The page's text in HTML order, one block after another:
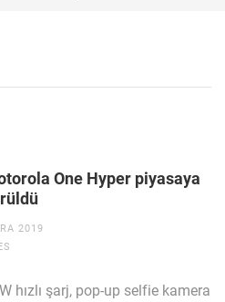
One Hyper piyasaya
2019
hızlı şarj, pop-up selfie kamera